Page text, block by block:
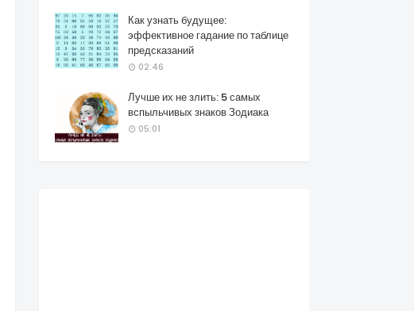
Как узнать будущее:
эффективное гадание по таблице
предсказаний
02:46
Лучше их не злить: 5 самых
вспыльчивых знаков Зодиака
05:01